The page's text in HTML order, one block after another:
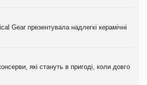
Gear презентувала надлегкі керамічні
які стануть в пригоді, коли довго